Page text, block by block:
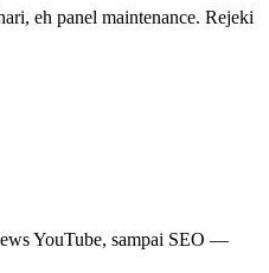
eh panel maintenance. Rejeki
YouTube, sampai SEO —